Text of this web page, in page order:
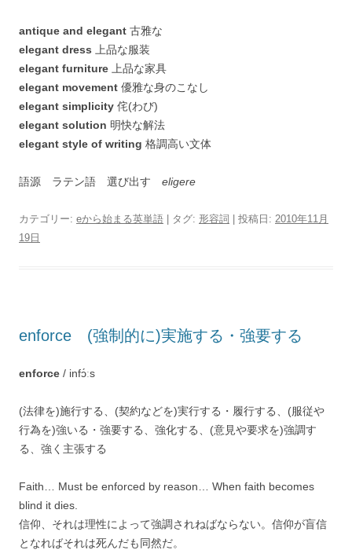
antique and elegant 古雅な
elegant dress 上品な服装
elegant furniture 上品な家具
elegant movement 優雅な身のこなし
elegant simplicity 侘(わび)
elegant solution 明快な解法
elegant style of writing 格調高い文体
語源 ラテン語 選び出す eligere
カテゴリー: eから始まる英単語 | タグ: 形容詞 | 投稿日: 2010年11月
19日
enforce (強制的に)実施する・強要する
enforce / infɔ́ːs
(法律を)施行する、(契約などを)実行する・履行する、(服従や
行為を)強いる・強要する、強化する、(意見や要求を)強調す
る、強く主張する
Faith… Must be enforced by reason… When faith becomes
blind it dies.
信仰、それは理性によって強調されねばならない。信仰が盲信
となればそれは死んだも同然だ。